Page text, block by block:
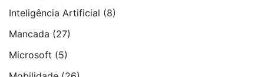
Inteligência Artificial (8)
Mancada (27)
Microsoft (5)